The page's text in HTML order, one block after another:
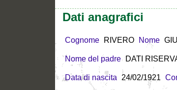
Dati anagrafici
Cognome RIVERO Nome
Nome del padre DATI
Data di nascita 24/02/1921